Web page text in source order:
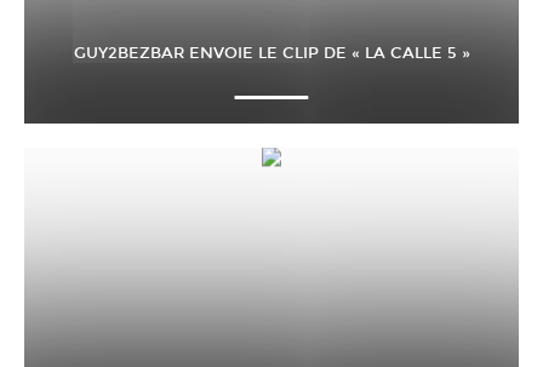
GUY2BEZBAR ENVOIE LE CLIP DE « LA CALLE 5 »